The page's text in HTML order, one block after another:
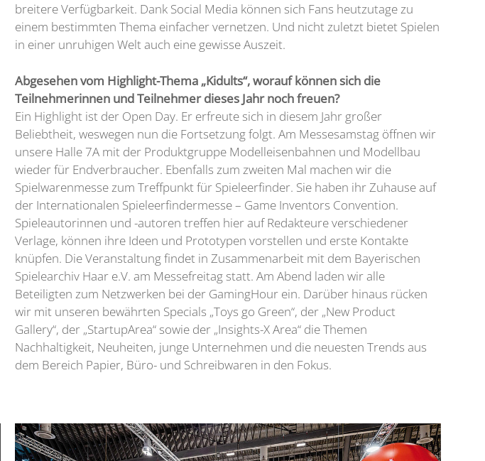
breitere Verfügbarkeit. Dank Social Media können sich Fans heutzutage zu
einem bestimmten Thema einfacher vernetzen. Und nicht zuletzt bietet Spielen
in einer unruhigen Welt auch eine gewisse Auszeit.
Abgesehen vom Highlight-Thema „Kidults“, worauf können sich die
Teilnehmerinnen und Teilnehmer dieses Jahr noch freuen?
Ein Highlight ist der Open Day. Er erfreute sich in diesem Jahr großer
Beliebtheit, weswegen nun die Fortsetzung folgt. Am Messesamstag öffnen wir
unsere Halle 7A mit der Produktgruppe Modelleisenbahnen und Modellbau
wieder für Endverbraucher. Ebenfalls zum zweiten Mal machen wir die
Spielwarenmesse zum Treffpunkt für Spieleerfinder. Sie haben ihr Zuhause auf
der Internationalen Spieleerfindermesse – Game Inventors Convention.
Spieleautorinnen und -autoren treffen hier auf Redakteure verschiedener
Verlage, können ihre Ideen und Prototypen vorstellen und erste Kontakte
knüpfen. Die Veranstaltung findet in Zusammenarbeit mit dem Bayerischen
Spielearchiv Haar e.V. am Messefreitag statt. Am Abend laden wir alle
Beteiligten zum Netzwerken bei der GamingHour ein. Darüber hinaus rücken
wir mit unseren bewährten Specials „Toys go Green“, der „New Product
Gallery“, der „StartupArea“ sowie der „Insights-X Area“ die Themen
Nachhaltigkeit, Neuheiten, junge Unternehmen und die neuesten Trends aus
dem Bereich Papier, Büro- und Schreibwaren in den Fokus.